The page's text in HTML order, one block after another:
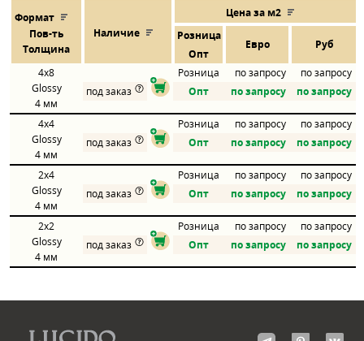
Формат
Пов-ть
Толщина
Наличие
Цена за м2
Розница
Евро Руб
Опт
4x8
Glossy
4 мм
Розница по запросу
по запросу
под заказ
Опт по запросу по запросу
4x4
Glossy
4 мм
Розница по запросу
по запросу
под заказ
Опт по запросу по запросу
2x4
Glossy
4 мм
Розница по запросу
по запросу
под заказ
Опт по запросу по запросу
2x2
Glossy
4 мм
Розница по запросу
по запросу
под заказ
Опт по запросу по запросу